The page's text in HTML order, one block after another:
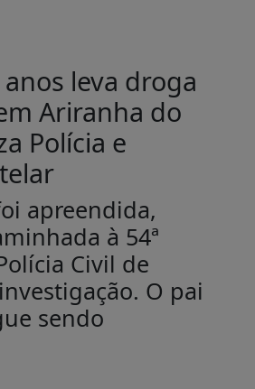
leva droga
Ariranha do
Polícia e
apreendida,
à 54ª
Civil de
O pai
sendo